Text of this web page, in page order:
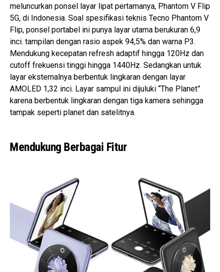
meluncurkan ponsel layar lipat pertamanya, Phantom V Flip
5G, di Indonesia. Soal spesifikasi teknis Tecno Phantom V
Flip, ponsel portabel ini punya layar utama berukuran 6,9
inci. tampilan dengan rasio aspek 94,5% dan warna P3.
Mendukung kecepatan refresh adaptif hingga 120Hz dan
cutoff frekuensi tinggi hingga 1440Hz. Sedangkan untuk
layar eksternalnya berbentuk lingkaran dengan layar
AMOLED 1,32 inci. Layar sampul ini dijuluki “The Planet”
karena berbentuk lingkaran dengan tiga kamera sehingga
tampak seperti planet dan satelitnya.
Mendukung Berbagai Fitur